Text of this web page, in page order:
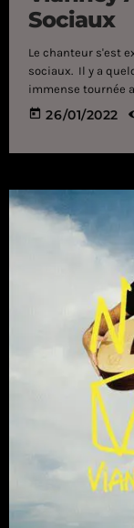
Sociaux
Le chanteur s'est
sociaux. Il y a
immense tournée
occasion pour lui
parvenus à
today 26/01/2022